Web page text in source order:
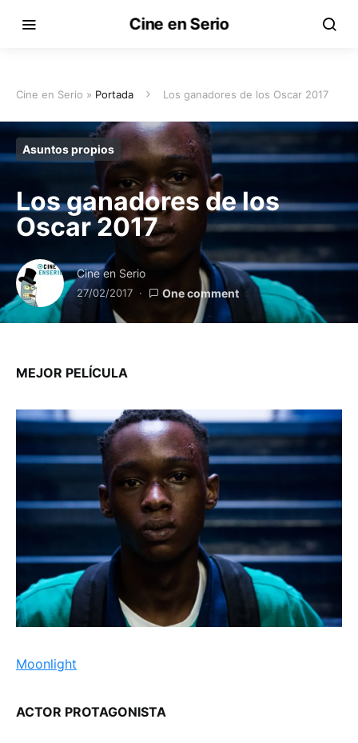
Cine en Serio
Cine en Serio » Portada Los ganadores de los Oscar 2017
Asuntos propios
Los ganadores de los
Oscar 2017
Cine en Serio
27/02/2017 One comment
MEJOR PELÍCULA
Moonlight
ACTOR PROTAGONISTA